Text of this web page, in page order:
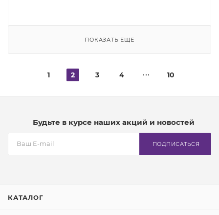
ПОКАЗАТЬ ЕЩЕ
1 2 3 4 10
Будьте в курсе наших акций и новостей
ПОДПИСАТЬСЯ
КАТАЛОГ